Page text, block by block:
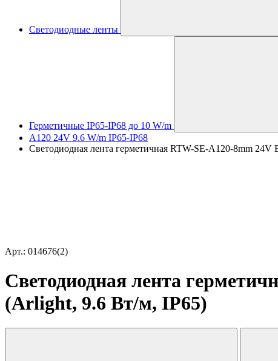
Светодиодные ленты
Герметичные IP65-IP68 до 10 W/m
A120 24V 9.6 W/m IP65-IP68
Светодиодная лента герметичная RTW-SE-A120-8mm
Арт.: 014676(2)
Светодиодная лента
(Arlight, 9.6 Вт/м, IP65)